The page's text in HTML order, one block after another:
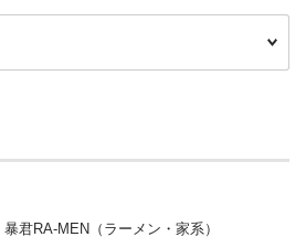
君RA-MEN（ラーメン・家系）